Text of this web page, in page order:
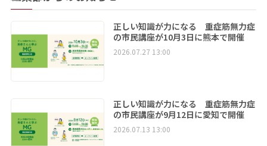
正しい知識が力になる 重症筋無力症
の市民講座が10月3日に熊本で開催
2026.07.27 13:00
正しい知識が力になる 重症筋無力症
の市民講座が9月12日に愛知で開催
2026.07.13 13:00